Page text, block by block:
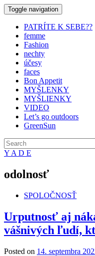
Toggle navigation
PATRÍTE K SEBE??
femme
Fashion
nechty
účesy
faces
Bon Appetit
MYŠLENKY
MYŠLIENKY
VIDEO
Let’s go outdoors
GreenSun
Y A D E
odolnosť
SPOLOČNOSŤ
Urputnosť aj
vášnivých ľudí,
Posted on 14. septembra